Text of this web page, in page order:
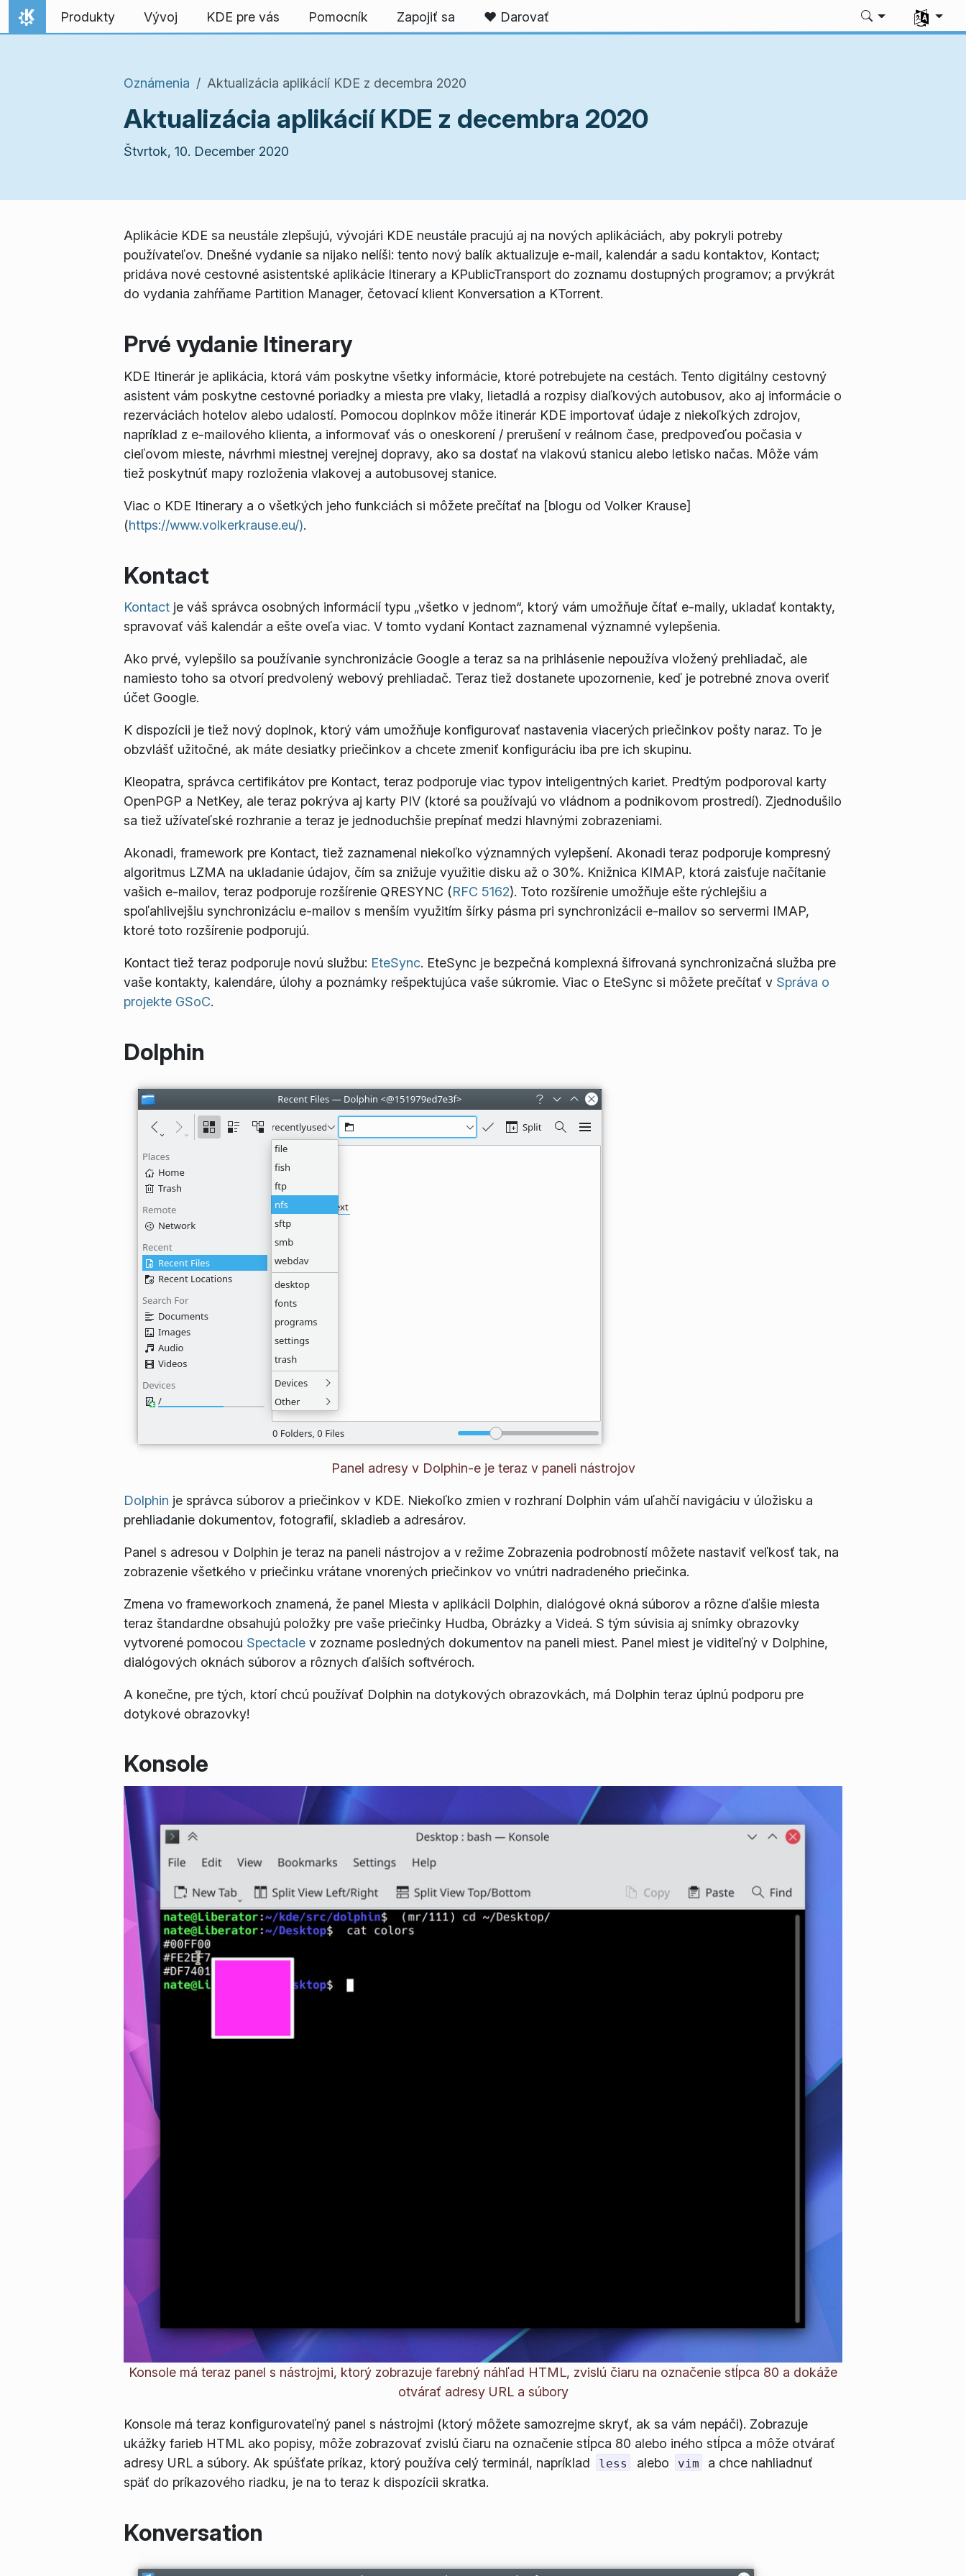
Preskočiť na obsah
Domov
Produkty Vývoj KDE pre vás Pomocník Zapojiť sa ❤️ Darovať
Vyberte si
Oznámenia Aktualizácia aplikácií KDE z decembra 2020
Aktualizácia aplikácií KDE z decembra 2020
Štvrtok, 10. December 2020
Aplikácie KDE sa neustále zlepšujú, vývojári KDE neustále pracujú aj na nových aplikáciách, aby pokryli potreby
používateľov. Dnešné vydanie sa nijako nelíši: tento nový balík aktualizuje e-mail, kalendár a sadu kontaktov, Kontact;
pridáva nové cestovné asistentské aplikácie Itinerary a KPublicTransport do zoznamu dostupných programov; a prvýkrát
do vydania zahŕňame Partition Manager, četovací klient Konversation a KTorrent.
Prvé vydanie Itinerary
KDE Itinerár je aplikácia, ktorá vám poskytne všetky informácie, ktoré potrebujete na cestách. Tento digitálny cestovný
asistent vám poskytne cestovné poriadky a miesta pre vlaky, lietadlá a rozpisy diaľkových autobusov, ako aj informácie o
rezerváciách hotelov alebo udalostí. Pomocou doplnkov môže itinerár KDE importovať údaje z niekoľkých zdrojov,
napríklad z e-mailového klienta, a informovať vás o oneskorení / prerušení v reálnom čase, predpoveďou počasia v
cieľovom mieste, návrhmi miestnej verejnej dopravy, ako sa dostať na vlakovú stanicu alebo letisko načas. Môže vám
tiež poskytnúť mapy rozloženia vlakovej a autobusovej stanice.
Viac o KDE Itinerary a o všetkých jeho funkciách si môžete prečítať na [blogu od Volker Krause]
(https://www.volkerkrause.eu/).
Kontact
Kontact je váš správca osobných informácií typu „všetko v jednom“, ktorý vám umožňuje čítať e-maily, ukladať kontakty,
spravovať váš kalendár a ešte oveľa viac. V tomto vydaní Kontact zaznamenal významné vylepšenia.
Ako prvé, vylepšilo sa používanie synchronizácie Google a teraz sa na prihlásenie nepoužíva vložený prehliadač, ale
namiesto toho sa otvorí predvolený webový prehliadač. Teraz tiež dostanete upozornenie, keď je potrebné znova overiť
účet Google.
K dispozícii je tiež nový doplnok, ktorý vám umožňuje konfigurovať nastavenia viacerých priečinkov pošty naraz. To je
obzvlášť užitočné, ak máte desiatky priečinkov a chcete zmeniť konfiguráciu iba pre ich skupinu.
Kleopatra, správca certifikátov pre Kontact, teraz podporuje viac typov inteligentných kariet. Predtým podporoval karty
OpenPGP a NetKey, ale teraz pokrýva aj karty PIV (ktoré sa používajú vo vládnom a podnikovom prostredí). Zjednodušilo
sa tiež užívateľské rozhranie a teraz je jednoduchšie prepínať medzi hlavnými zobrazeniami.
Akonadi, framework pre Kontact, tiež zaznamenal niekoľko významných vylepšení. Akonadi teraz podporuje kompresný
algoritmus LZMA na ukladanie údajov, čím sa znižuje využitie disku až o 30%. Knižnica KIMAP, ktorá zaisťuje načítanie
vašich e-mailov, teraz podporuje rozšírenie QRESYNC (RFC 5162). Toto rozšírenie umožňuje ešte rýchlejšiu a
spoľahlivejšiu synchronizáciu e-mailov s menším využitím šírky pásma pri synchronizácii e-mailov so servermi IMAP,
ktoré toto rozšírenie podporujú.
Kontact tiež teraz podporuje novú službu: EteSync. EteSync je bezpečná komplexná šifrovaná synchronizačná služba pre
vaše kontakty, kalendáre, úlohy a poznámky rešpektujúca vaše súkromie. Viac o EteSync si môžete prečítať v Správa o
projekte GSoC.
Dolphin
Panel adresy v Dolphin-e je teraz v paneli nástrojov
Dolphin je správca súborov a priečinkov v KDE. Niekoľko zmien v rozhraní Dolphin vám uľahčí navigáciu v úložisku a
prehliadanie dokumentov, fotografií, skladieb a adresárov.
Panel s adresou v Dolphin je teraz na paneli nástrojov a v režime Zobrazenia podrobností môžete nastaviť veľkosť tak, na
zobrazenie všetkého v priečinku vrátane vnorených priečinkov vo vnútri nadradeného priečinka.
Zmena vo frameworkoch znamená, že panel Miesta v aplikácii Dolphin, dialógové okná súborov a rôzne ďalšie miesta
teraz štandardne obsahujú položky pre vaše priečinky Hudba, Obrázky a Videá. S tým súvisia aj snímky obrazovky
vytvorené pomocou Spectacle v zozname posledných dokumentov na paneli miest. Panel miest je viditeľný v Dolphine,
dialógových oknách súborov a rôznych ďalších softvéroch.
A konečne, pre tých, ktorí chcú používať Dolphin na dotykových obrazovkách, má Dolphin teraz úplnú podporu pre
dotykové obrazovky!
Konsole
Konsole má teraz panel s nástrojmi, ktorý zobrazuje farebný náhľad HTML, zvislú čiaru na označenie stĺpca 80 a dokáže
otvárať adresy URL a súbory
Konsole má teraz konfigurovateľný panel s nástrojmi (ktorý môžete samozrejme skryť, ak sa vám nepáči). Zobrazuje
ukážky farieb HTML ako popisy, môže zobrazovať zvislú čiaru na označenie stĺpca 80 alebo iného stĺpca a môže otvárať
adresy URL a súbory. Ak spúšťate príkaz, ktorý používa celý terminál, napríklad
less alebo vim
a chce nahliadnuť
späť do príkazového riadku, je na to teraz k dispozícii skratka.
Konversation